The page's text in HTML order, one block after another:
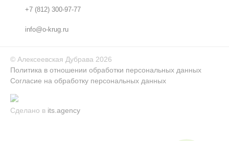
+7 (812) 300-97-77
info@o-krug.ru
© Алексеевская Дубрава 2026
Политика в отношении обработки персональных данных
Согласие на обработку персональных данных
Сделано в its.agency